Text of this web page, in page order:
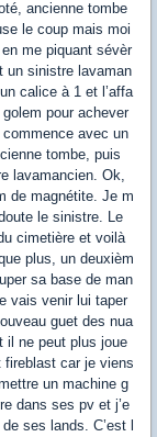
ancienne tombe
le coup mais moi
me piquant sévèr
un sinistre lavaman
calice à 1 et l’affa
pour achever
avec un
tombe, puis
lavamancien. Ok,
de magnétite. Je m
le sinistre. Le
cimetière et voilà
plus, un deuxièm
sa base de man
vais venir lui taper
guet des nua
il ne peut plus joue
fireblast car je viens
un machine g
dans ses pv et j’e
ses lands. C’est l